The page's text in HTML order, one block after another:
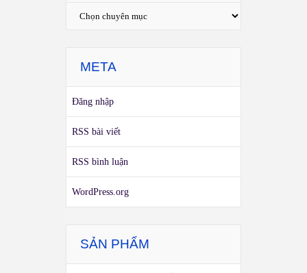
META
Đăng nhập
RSS bài viết
RSS bình luận
WordPress.org
SẢN PHẨM